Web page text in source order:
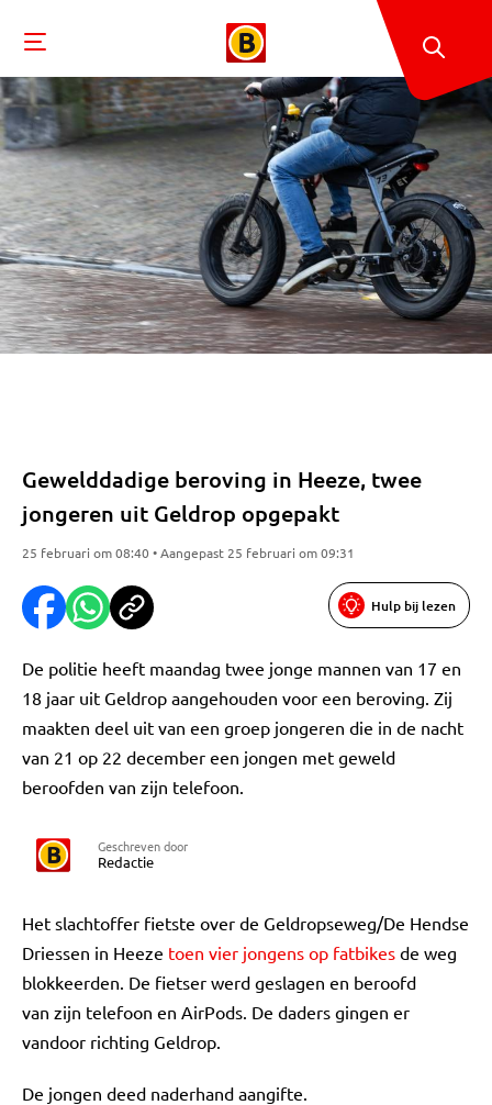
Gewelddadige beroving in Heeze, twee
jongeren uit Geldrop opgepakt
25 februari om 08:40 • Aangepast 25 februari om 09:31
Hulp bij lezen
De politie heeft maandag twee jonge mannen van 17 en
18 jaar uit Geldrop aangehouden voor een beroving. Zij
maakten deel uit van een groep jongeren die in de nacht
van 21 op 22 december een jongen met geweld
beroofden van zijn telefoon.
Geschreven door
Redactie
Het slachtoffer fietste over de Geldropseweg/De Hendse
Driessen in Heeze toen vier jongens op fatbikes de weg
blokkeerden. De fietser werd geslagen en beroofd
van zijn telefoon en AirPods. De daders gingen er
vandoor richting Geldrop.
De jongen deed naderhand aangifte.